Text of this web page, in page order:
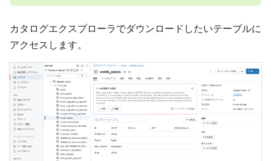
カタログエクスプローラでダウンロードしたいテーブルに
アクセスします。